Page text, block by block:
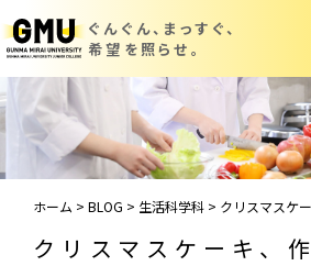
ぐんぐん、まっすぐ、
希望を照らせ。
ホーム > BLOG > 生活科学科 > クリスマスケ
クリスマスケーキ、